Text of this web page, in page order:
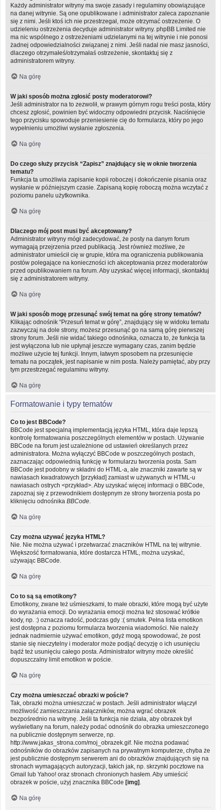
Każdy administrator witryny ma swoje zasady i regulaminy obowiązujące
na danej witrynie. Są one opublikowane i administrator zaleca zapoznanie
się z nimi. Jeśli ktoś ich nie przestrzegał, może otrzymać ostrzeżenie. O
udzieleniu ostrzeżenia decyduje administrator witryny. phpBB Limited nie
ma nic wspólnego z ostrzeżeniami udzielanymi na tej witrynie i nie ponosi
żadnej odpowiedzialności związanej z nimi. Jeśli nadal nie masz jasności,
dlaczego otrzymałeś/otrzymałaś ostrzeżenie, skontaktuj się z
administratorem witryny.
Na górę
W jaki sposób można zgłosić posty moderatorowi?
Jeśli administrator na to zezwolił, w prawym górnym rogu treści posta, który
chcesz zgłosić, powinien być widoczny odpowiedni przycisk. Naciśnięcie
tego przycisku spowoduje przeniesienie cię do formularza, który po jego
wypełnieniu umożliwi wysłanie zgłoszenia.
Na górę
Do czego służy przycisk “Zapisz” znajdujący się w oknie tworzenia
tematu?
Funkcja ta umożliwia zapisanie kopii roboczej i dokończenie pisania oraz
wysłanie w późniejszym czasie. Zapisaną kopię roboczą można wczytać z
poziomu panelu użytkownika.
Na górę
Dlaczego mój post musi być akceptowany?
Administrator witryny mógł zadecydować, że posty na danym forum
wymagają przejrzenia przed publikacją. Jest również możliwe, że
administrator umieścił cię w grupie, która ma ograniczenia publikowania
postów polegające na konieczności ich akceptowania przez moderatorów
przed opublikowaniem na forum. Aby uzyskać więcej informacji, skontaktuj
się z administratorem witryny.
Na górę
W jaki sposób mogę przesunąć swój temat na górę strony tematów?
Klikając odnośnik “Przesuń temat w górę”, znajdujący się w widoku tematu
zazwyczaj na dole strony, możesz przesunąć go na samą górę pierwszej
strony forum. Jeśli nie widać takiego odnośnika, oznacza to, że funkcja ta
jest wyłączona lub nie upłynął jeszcze wymagany czas, zanim będzie
możliwe użycie tej funkcji. Innym, łatwym sposobem na przesunięcie
tematu na początek, jest napisanie w nim posta. Należy pamiętać, aby przy
tym przestrzegać regulaminu witryny.
Na górę
Formatowanie i typy tematów
Co to jest BBCode?
BBCode jest specjalną implementacją języka HTML, która daje lepszą
kontrolę formatowania poszczególnych elementów w postach. Używanie
BBCode na forum jest uzależnione od ustawień określanych przez
administratora. Można wyłączyć BBCode w poszczególnych postach,
zaznaczając odpowiednią funkcję w formularzu tworzenia posta. Sam
BBCode jest podobny w składni do HTML-a, ale znaczniki zawarte są w
nawiasach kwadratowych [przykład] zamiast w używanych w HTML-u
nawiasach ostrych <przykład>. Aby uzyskać więcej informacji o BBCode,
zapoznaj się z przewodnikiem dostępnym ze strony tworzenia posta po
kliknięciu odnośnika BBCode
Na górę
Czy można używać języka HTML?
Nie. Nie można używać i przetwarzać znaczników HTML na tej witrynie.
Większość formatowania, które dostarcza HTML, można uzyskać,
używając BBCode.
Na górę
Co to są są emotikony?
Emotikony, zwane też uśmieszkami, to małe obrazki, które mogą być użyte
do wyrażania emocji. Do wyrażania emocji można też stosować krótkie
kody, np. :) oznacza radość, podczas gdy :( smutek. Pełna lista emotikon
jest dostępna z poziomu formularza tworzenia wiadomości. Nie należy
jednak nadmiernie używać emotikon, gdyż mogą spowodować, że post
stanie się nieczytelny i moderator może podjąć decyzję o ich usunięciu
bądź też usunięciu całego posta. Administrator witryny może określić
dopuszczalny limit emotikon w poście.
Na górę
Czy można umieszczać obrazki w poście?
Tak, obrazki można umieszczać w postach. Jeśli administrator włączył
możliwość zamieszczania załączników, można wgrać obrazek
bezpośrednio na witrynę. Jeśli ta funkcja nie działa, aby obrazek był
wyświetlany na forum, należy podać odnośnik do obrazka umieszczonego
na publicznie dostępnym serwerze, np.
http://www.jakas_strona.com/moj_obrazek.gif. Nie można podawać
odnośników do obrazków zapisanych na prywatnym komputerze, chyba że
jest publicznie dostępnym serwerem ani do obrazków znajdujących się na
stronach wymagających autoryzacji, takich jak, np. skrzynki pocztowe na
Gmail lub Yahoo! oraz stronach chronionych hasłem. Aby umieścić
obrazek w poście, użyj znacznika BBCode [img]
Na górę